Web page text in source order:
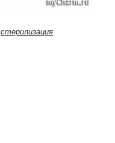
стерилизация